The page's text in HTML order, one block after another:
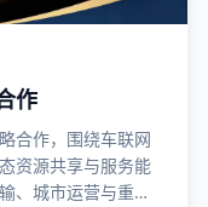
作
合作，围绕车联网
资源共享与服务能
、城市运营与重点